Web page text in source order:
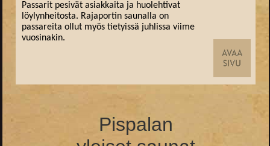
Passarit pesivät asiakkaita ja huolehtivat
löylynheitosta. Rajaportin saunalla on
passareita ollut myös tietyissä juhlissa viime
vuosinakin.
Pispalan